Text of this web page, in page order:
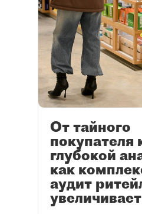
От тайного
покупателя
глубокой
как
аудит